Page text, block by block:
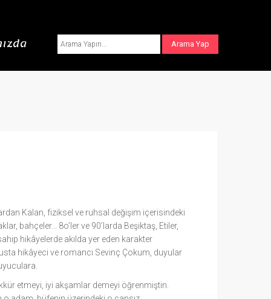
Kalan, fiziksel ve ruhsal değişim içerisindeki
bahçeler... 8o’ler ve 90’larda Beşiktaş, Etiler,
hikâyelerde akılda yer eden karakter
hikâyeci ve romancı Sevinç Çokum, duyular
etmeyi, iyi akşamlar demeyi öğrenmiştin.